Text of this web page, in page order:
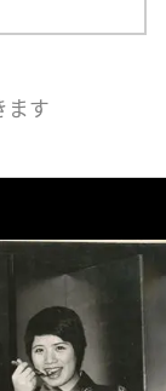
ます